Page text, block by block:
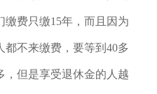
费只缴15年，而且因为
都不来缴费，要等到40多
，但是享受退休金的人越